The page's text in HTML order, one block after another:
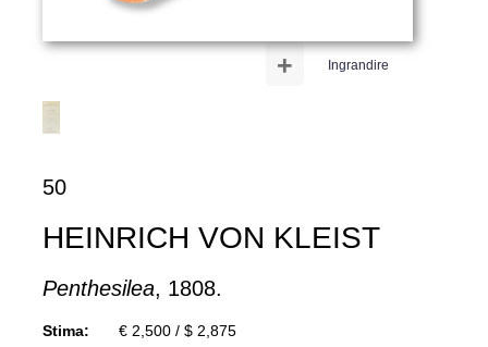
Ingrandire
+
50
HEINRICH VON KLEIST
Penthesilea, 1808.
Stima:
€ 2,500 / $ 2,875